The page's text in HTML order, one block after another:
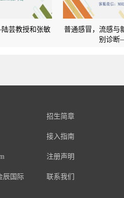
芸教授和张敏
普通感冒，流感与
别诊
辰国际
招生简章
接入指南
注册声明
联系我们